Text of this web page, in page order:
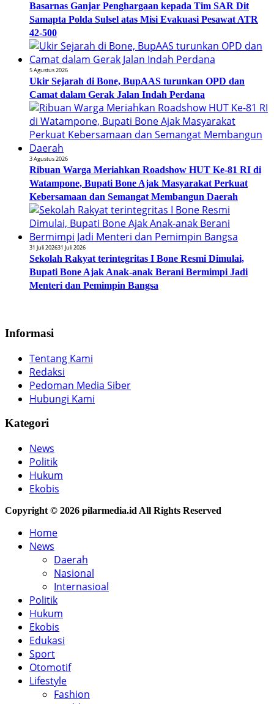
Basarnas Ganjar Penghargaan kepada Tim SAR Dit
Samapta Polda Sulsel atas Misi Evakuasi Pesawat ATR
42-500
5 Agustus 2026
Ukir Sejarah di Bone, BupAAS turunkan OPD dan
Camat dalam Gerak Jalan Indah Perdana
3 Agustus 2026
Ribuan Warga Meriahkan Roadshow HUT Ke-81 RI di
Watampone, Bupati Bone Ajak Masyarakat Perkuat
Kebersamaan dan Semangat Membangun Daerah
31 Juli 202631 Juli 2026
Sekolah Rakyat terintegritas I Bone Resmi Dimulai,
Bupati Bone Ajak Anak-anak Berani Bermimpi Jadi
Menteri dan Pemimpin Bangsa
Informasi
Tentang Kami
Redaksi
Pedoman Media Siber
Hubungi Kami
Kategori
News
Politik
Hukum
Ekobis
Copyright © 2026 pilarmedia.id All Rights Reserved
Home
News
Daerah
Nasional
Internasioal
Politik
Hukum
Ekobis
Edukasi
Sport
Otomotif
Lifestyle
Fashion